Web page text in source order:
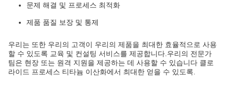
문제 해결 및 프로세스 최적화
제품 품질 보장 및 통제
우리는 또한 우리의 고객이 우리의 제품을 최대한 효율적으로 사용
할 수 있도록 교육 및 컨설팅 서비스를 제공합니다.우리의 전문가
팀은 현장 또는 원격 지원을 제공하는 데 사용할 수 있습니다 클로
라이드 프로세스 티타늄 이산화에서 최대한 얻을 수 있도록.